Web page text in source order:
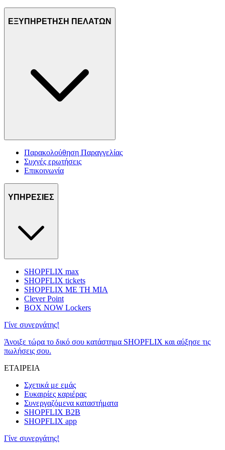
ΕΞΥΠΗΡΕΤΗΣΗ ΠΕΛΑΤΩΝ
Παρακολούθηση Παραγγελίας
Συχνές ερωτήσεις
Επικοινωνία
ΥΠΗΡΕΣΙΕΣ
SHOPFLIX max
SHOPFLIX tickets
SHOPFLIX ΜΕ ΤΗ ΜΙΑ
Clever Point
BOX NOW Lockers
Γίνε συνεργάτης!
Άνοιξε τώρα το δικό σου κατάστημα SHOPFLIX και αύξησε τις
πωλήσεις σου.
ΕΤΑΙΡΕΙΑ
Σχετικά με εμάς
Ευκαιρίες καριέρας
Συνεργαζόμενα καταστήματα
SHOPFLIX B2B
SHOPFLIX app
Γίνε συνεργάτης!